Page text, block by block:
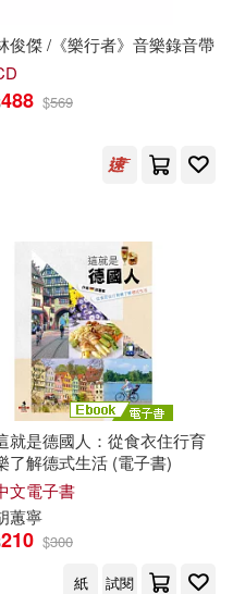
主編）(4)
(13)
禾廣(12)
俊傑 /《樂行者》音樂錄音帶
488 $569
就是德國人：從食衣住行育
了解德式生活 (電子書)
文電子書
蕙寧
210 $300
紙
試閱